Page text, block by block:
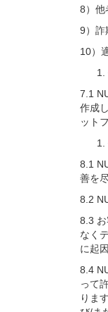
8）他
9）詐
10）
7.1
作成
ット
8.1
善を
8.2
8.3
なく
に起
8.4
って
りま